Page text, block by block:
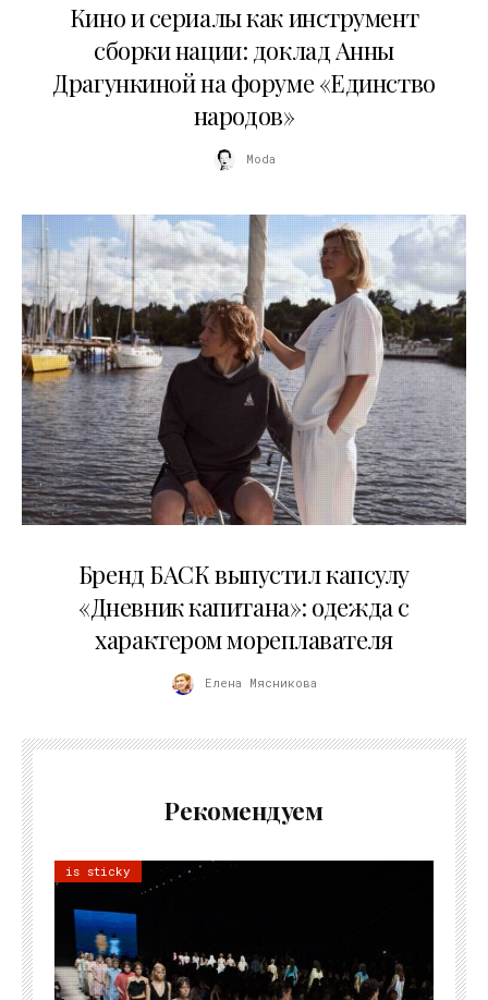
Кино и сериалы как инструмент
сборки нации: доклад Анны
Драгункиной на форуме «Единство
народов»
Moda
Бренд БАСК выпустил капсулу
«Дневник капитана»: одежда с
характером мореплавателя
Елена Мясникова
Рекомендуем
is sticky